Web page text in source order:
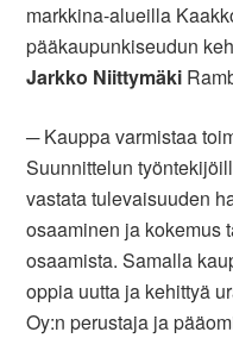
markkina-alueilla
pääkaupunkiseudun
Jarkko Niittymäki
─ Kauppa varmistaa
Suunnittelun
vastata tulevaisuuden
osaaminen ja kokemus
osaamista. Samalla
oppia uutta ja kehittyä
Oy:n perustaja ja